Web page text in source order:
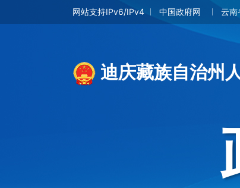
网站支持IPv6/IPv4 中国政府网 云南
迪庆藏族自治州